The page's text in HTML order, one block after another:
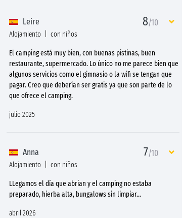
Leire 8/10
Alojamiento con niños
El camping está muy bien, con buenas pistinas, buen
restaurante, supermercado. Lo único no me parece bien que
algunos servicios como el gimnasio o la wifi se tengan que
pagar. Creo que deberían ser gratis ya que son parte de lo
que ofrece el camping.
julio 2025
Anna 7/10
Alojamiento con niños
LLegamos el día que abrian y el camping no estaba
preparado, hierba alta, bungalows sin limpiar...
abril 2026